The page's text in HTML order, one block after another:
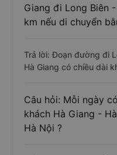
Giang đi Long Biên
km nếu di chuyển
Trả lời: Đoạn đường đi
Hà Giang có chiều dài
Câu hỏi: Mỗi ngày
khách Hà Giang -
Hà Nội ?